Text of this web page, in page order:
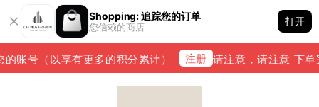
Shopping: 追踪您的订单
您信赖的商店
打开
账号（以享有更多的积分累计） 注册 请注意，请注意 下单